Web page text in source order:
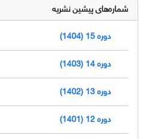
شماره‌های پیشین نشریه
دوره 15 (1404)
دوره 14 (1403)
دوره 13 (1402)
دوره 12 (1401)